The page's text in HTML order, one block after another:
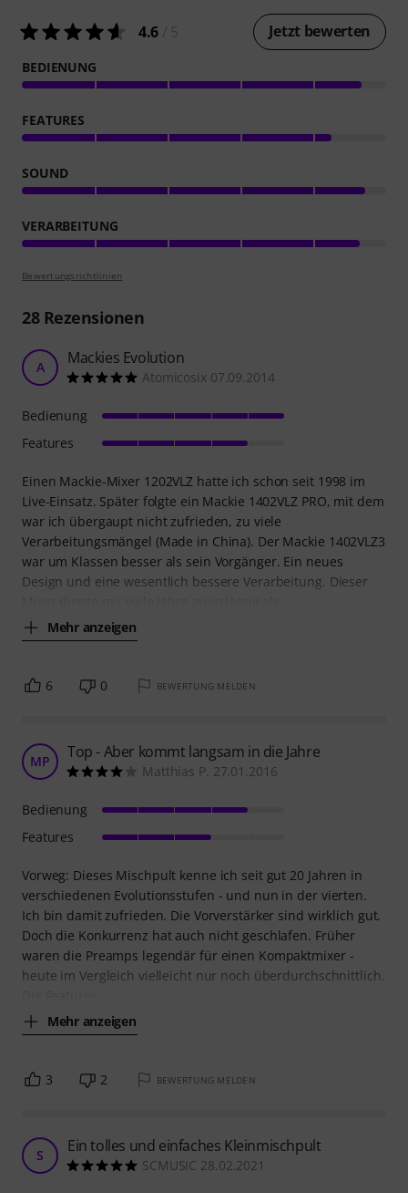
4.6 Jetzt bewerten
BEDIENUNG
FEATURES
SOUND
VERARBEITUNG
Bewertungsrichtlinien
28Rezensionen
A Mackies Evolution
Atomicosix 07.09.2014
Einen Mackie-Mixer 1202VLZ hatte ich schon seit 1998 im
Live-Einsatz. Später folgte ein Mackie 1402VLZ PRO, mit dem
war ich übergaupt nicht zufrieden, zu viele
Verarbeitungsmängel (Made in China). Der Mackie 1402VLZ3
war um Klassen besser als sein Vorgänger. Ein neues
Design und eine wesentlich bessere Verarbeitung. Dieser
Mehr anzeigen
Bedienung
Features
6 0 BEWERTUNG MELDEN
MP Top - Aber kommt langsam in die Jahre
Matthias P. 27.01.2016
Vorweg: Dieses Mischpult kenne ich seit gut 20 Jahren in
verschiedenen Evolutionsstufen - und nun in der vierten.
Ich bin damit zufrieden. Die Vorverstärker sind wirklich gut.
Doch die Konkurrenz hat auch nicht geschlafen. Früher
waren die Preamps legendär für einen Kompaktmixer -
heute im Vergleich vielleicht nur noch überdurchschnittlich.
Mehr anzeigen
Bedienung
Features
3 2 BEWERTUNG MELDEN
S Ein tolles und einfaches Kleinmischpult
SCMUSIC 28.02.2021